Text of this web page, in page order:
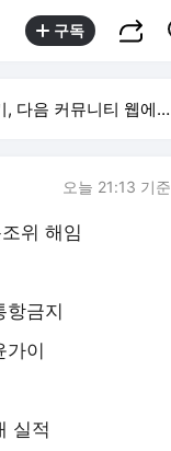
구독
음 커뮤니티 웹에서 보기
오늘 21:13 기준
위 해임
항금지
가이
실적